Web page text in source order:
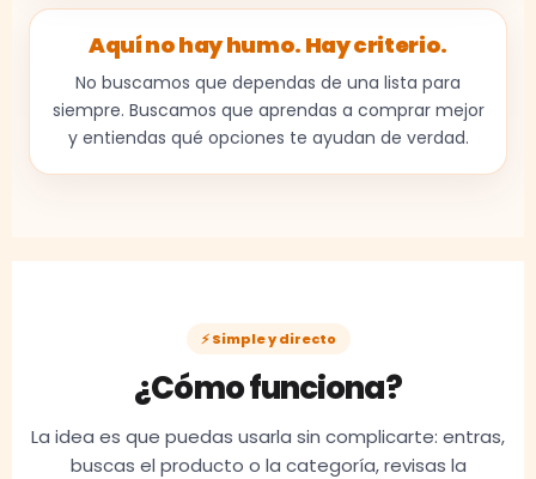
Aquí no hay humo. Hay criterio.
No buscamos que dependas de una lista para
siempre. Buscamos que aprendas a comprar mejor
y entiendas qué opciones te ayudan de verdad.
⚡ Simple y directo
¿Cómo funciona?
La idea es que puedas usarla sin complicarte: entras,
buscas el producto o la categoría, revisas la